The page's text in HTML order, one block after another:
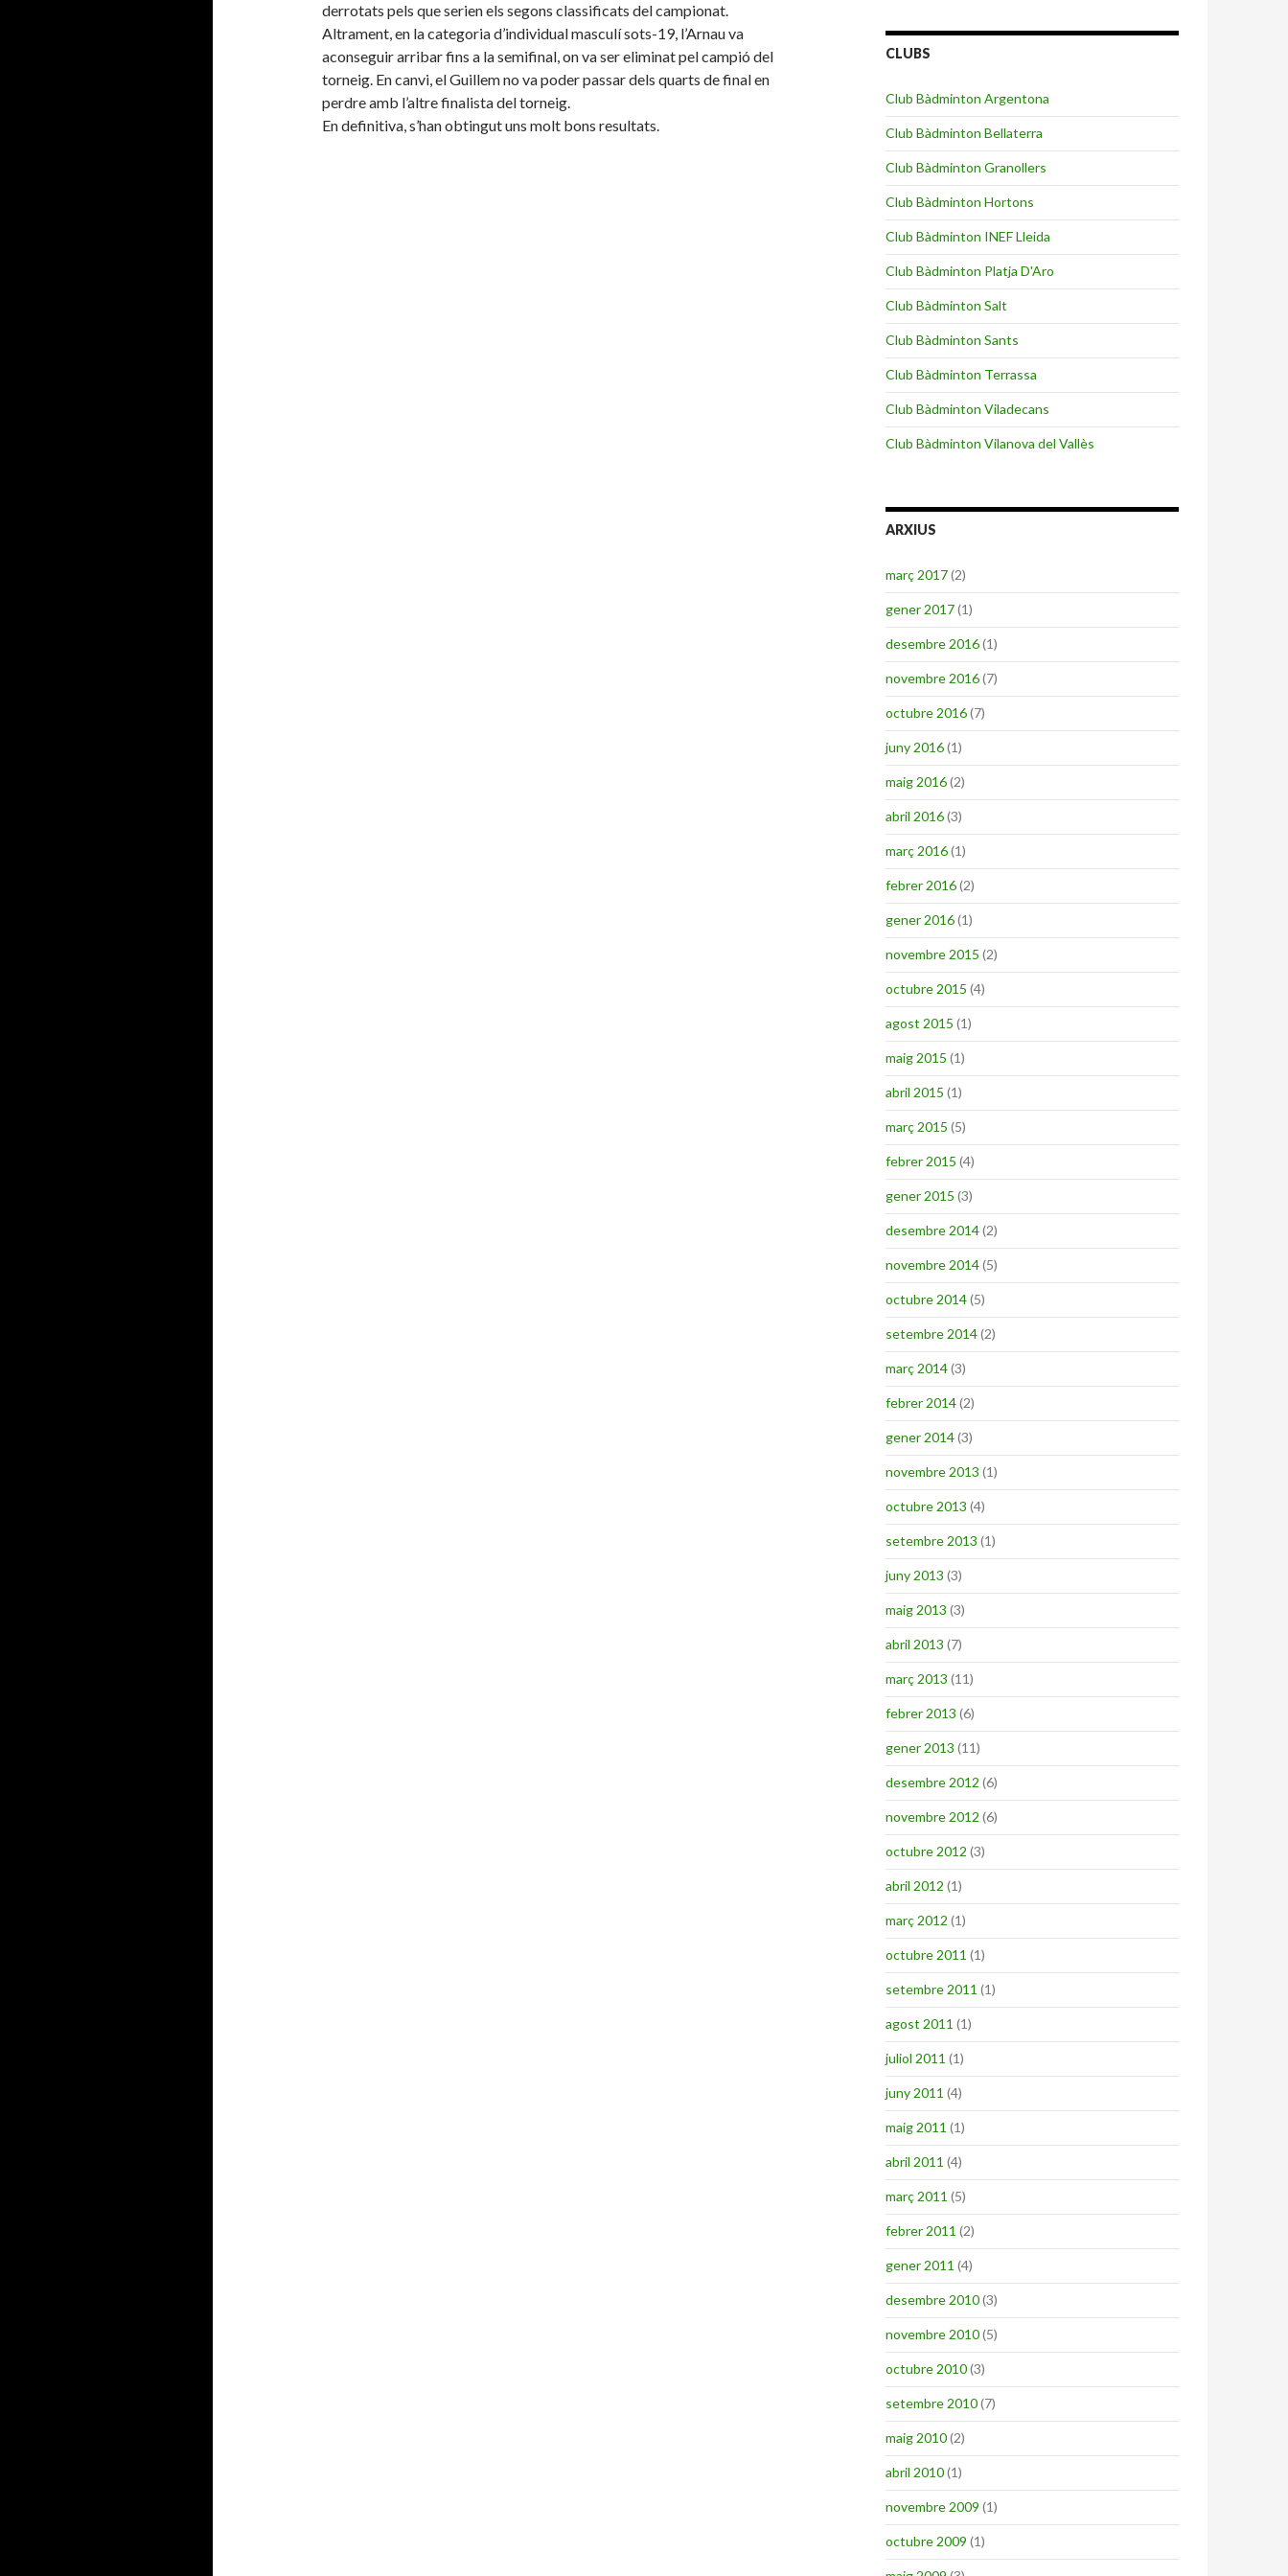
derrotats pels que serien els segons classificats del campionat.
Altrament, en la categoria d’individual masculí sots-19, l’Arnau va
aconseguir arribar fins a la semifinal, on va ser eliminat pel campió del
torneig. En canvi, el Guillem no va poder passar dels quarts de final en
perdre amb l’altre finalista del torneig.
En definitiva, s’han obtingut uns molt bons resultats.
CLUBS
Club Bàdminton Argentona
Club Bàdminton Bellaterra
Club Bàdminton Granollers
Club Bàdminton Hortons
Club Bàdminton INEF Lleida
Club Bàdminton Platja D'Aro
Club Bàdminton Salt
Club Bàdminton Sants
Club Bàdminton Terrassa
Club Bàdminton Viladecans
Club Bàdminton Vilanova del Vallès
ARXIUS
març 2017(2)
gener 2017(1)
desembre 2016(1)
novembre 2016(7)
octubre 2016(7)
juny 2016(1)
maig 2016(2)
abril 2016(3)
març 2016(1)
febrer 2016(2)
gener 2016(1)
novembre 2015 (2)
octubre 2015 (4)
agost 2015 (1)
maig 2015 (1)
abril 2015 (1)
març 2015 (5)
febrer 2015 (4)
gener 2015 (3)
desembre 2014(2)
novembre 2014(5)
octubre 2014(5)
setembre 2014(2)
març 2014(3)
febrer 2014(2)
gener 2014(3)
novembre 2013 (1)
octubre 2013 (4)
setembre 2013 (1)
juny 2013 (3)
maig 2013 (3)
abril 2013 (7)
març 2013 (11)
febrer 2013 (6)
gener 2013 (11)
desembre 2012 (6)
novembre 2012 (6)
octubre 2012 (3)
abril 2012 (1)
març 2012 (1)
octubre 2011 (1)
setembre 2011 (1)
agost 2011 (1)
juliol 2011 (1)
juny 2011 (4)
maig 2011 (1)
abril 2011 (4)
març 2011 (5)
febrer 2011 (2)
gener 2011 (4)
desembre 2010(3)
novembre 2010(5)
octubre 2010(3)
setembre 2010(7)
maig 2010(2)
abril 2010(1)
novembre 2009 (1)
octubre 2009 (1)